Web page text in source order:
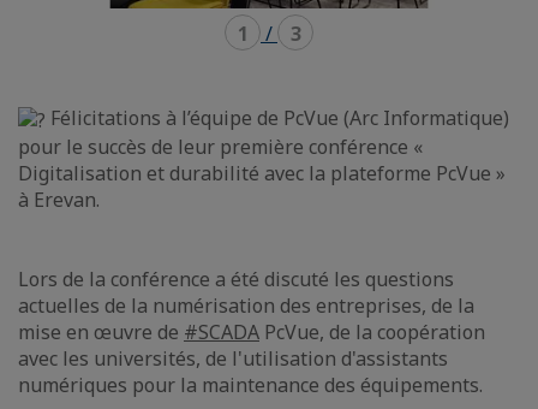
1 / 3
Félicitations à l’équipe de PcVue (Arc Informatique)
pour le succès de leur première conférence «
Digitalisation et durabilité avec la plateforme PcVue »
à Erevan.
Lors de la conférence a été discuté les questions
actuelles de la numérisation des entreprises, de la
mise en œuvre de #SCADA PcVue, de la coopération
avec les universités, de l'utilisation d'assistants
numériques pour la maintenance des équipements.